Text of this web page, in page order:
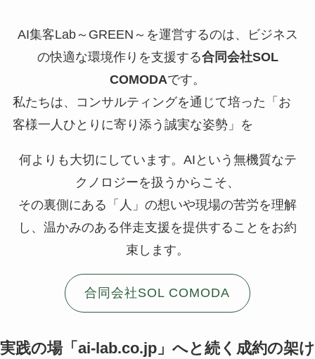
AI集客Lab～GREEN～を運営するのは、ビジネス
の快適な環境作りを支援する合同会社SOL
COMODAです。
私たちは、コンサルティングを通じて培った「お
客様一人ひとりに寄り添う誠実な姿勢」を
何よりも大切にしています。AIという無機質なテ
クノロジーを扱うからこそ、
その裏側にある「人」の想いや現場の苦労を理解
し、温かみのある伴走支援を提供することをお約
束します。
合同会社SOL COMODA
実践の場「ai-lab.co.jp」へと続く成約の架け